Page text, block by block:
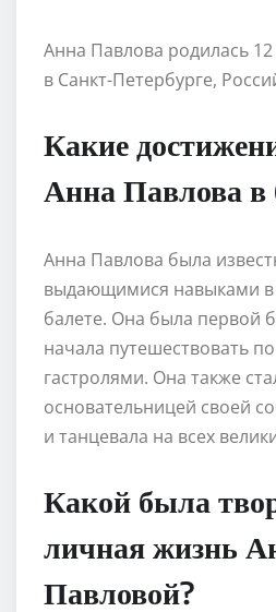
Анна Павлова родилась
в Санкт-Петербурге,
Какие
Анна Павлова в
Анна Павлова была
выдающимися навыками в
балете. Она была первой
начала путешествовать
гастролями. Она также
основательницей своей
и танцевала на всех
Какой была
личная жизнь
Павловой?